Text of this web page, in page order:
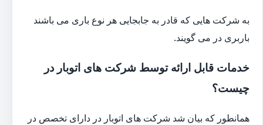
به شرکت هایی که قادر به جابجایی هر نوع باری می باشند
باربری در می گویند.
خدمات قابل ارائه توسط شرکت های اتوبار در
چیست؟
همانطور که بیان شد شرکت های اتوبار در دارای تخصص در